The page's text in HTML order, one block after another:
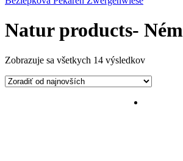
Natur products-
Zobrazuje sa všetkych 14 výsledkov